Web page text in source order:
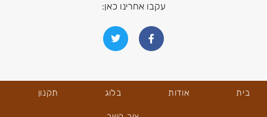
עקבו אחרינו כאן:
בית אודות בלוג תקנון